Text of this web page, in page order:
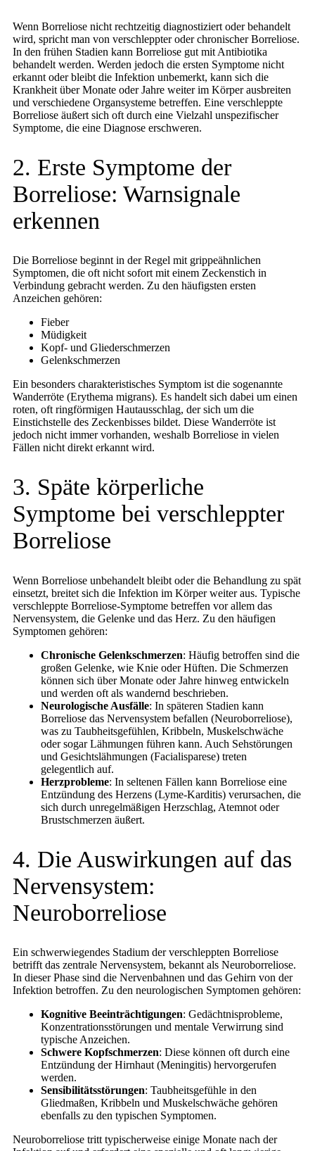
Wenn Borreliose nicht rechtzeitig diagnostiziert oder behandelt
wird, spricht man von verschleppter oder chronischer Borreliose.
In den frühen Stadien kann Borreliose gut mit Antibiotika
behandelt werden. Werden jedoch die ersten Symptome nicht
erkannt oder bleibt die Infektion unbemerkt, kann sich die
Krankheit über Monate oder Jahre weiter im Körper ausbreiten
und verschiedene Organsysteme betreffen. Eine verschleppte
Borreliose äußert sich oft durch eine Vielzahl unspezifischer
Symptome, die eine Diagnose erschweren.
2. Erste Symptome der
Borreliose: Warnsignale
erkennen
Die Borreliose beginnt in der Regel mit grippeähnlichen
Symptomen, die oft nicht sofort mit einem Zeckenstich in
Verbindung gebracht werden. Zu den häufigsten ersten
Anzeichen gehören:
Fieber
Müdigkeit
Kopf- und Gliederschmerzen
Gelenkschmerzen
Ein besonders charakteristisches Symptom ist die sogenannte
Wanderröte (Erythema migrans). Es handelt sich dabei um einen
roten, oft ringförmigen Hautausschlag, der sich um die
Einstichstelle des Zeckenbisses bildet. Diese Wanderröte ist
jedoch nicht immer vorhanden, weshalb Borreliose in vielen
Fällen nicht direkt erkannt wird.
3. Späte körperliche
Symptome bei verschleppter
Borreliose
Wenn Borreliose unbehandelt bleibt oder die Behandlung zu spät
einsetzt, breitet sich die Infektion im Körper weiter aus. Typische
verschleppte Borreliose-Symptome betreffen vor allem das
Nervensystem, die Gelenke und das Herz. Zu den häufigen
Symptomen gehören:
Chronische Gelenkschmerzen: Häufig betroffen sind die
großen Gelenke, wie Knie oder Hüften. Die Schmerzen
können sich über Monate oder Jahre hinweg entwickeln
und werden oft als wandernd beschrieben.
Neurologische Ausfälle: In späteren Stadien kann
Borreliose das Nervensystem befallen (Neuroborreliose),
was zu Taubheitsgefühlen, Kribbeln, Muskelschwäche
oder sogar Lähmungen führen kann. Auch Sehstörungen
und Gesichtslähmungen (Facialisparese) treten
gelegentlich auf.
Herzprobleme: In seltenen Fällen kann Borreliose eine
Entzündung des Herzens (Lyme-Karditis) verursachen, die
sich durch unregelmäßigen Herzschlag, Atemnot oder
Brustschmerzen äußert.
4. Die Auswirkungen auf das
Nervensystem:
Neuroborreliose
Ein schwerwiegendes Stadium der verschleppten Borreliose
betrifft das zentrale Nervensystem, bekannt als Neuroborreliose.
In dieser Phase sind die Nervenbahnen und das Gehirn von der
Infektion betroffen. Zu den neurologischen Symptomen gehören:
Kognitive Beeinträchtigungen: Gedächtnisprobleme,
Konzentrationsstörungen und mentale Verwirrung sind
typische Anzeichen.
Schwere Kopfschmerzen: Diese können oft durch eine
Entzündung der Hirnhaut (Meningitis) hervorgerufen
werden.
Sensibilitätsstörungen: Taubheitsgefühle in den
Gliedmaßen, Kribbeln und Muskelschwäche gehören
ebenfalls zu den typischen Symptomen.
Neuroborreliose tritt typischerweise einige Monate nach der